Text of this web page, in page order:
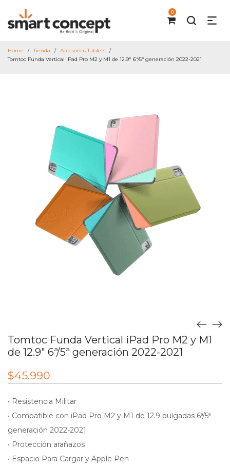
0
Home / Tienda / Accesorios Tablets /
Tomtoc Funda Vertical iPad Pro M2 y M1 de 12.9″ 6ª/5ª generación 2022-2021
Tomtoc Funda Vertical iPad Pro M2 y M1
de 12.9″ 6ª/5ª generación 2022-2021
$45.990
• Resistencia Militar
• Compatible con iPad Pro M2 y M1 de 12.9 pulgadas 6ª/5ª
generación 2022-2021
• Protección arañazos
• Espacio Para Cargar y Apple Pen